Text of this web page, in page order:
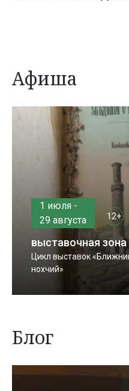
Афиша
1 июля -
29 августа
12+
выставочная
Цикл выставок
нохчий»
Блог